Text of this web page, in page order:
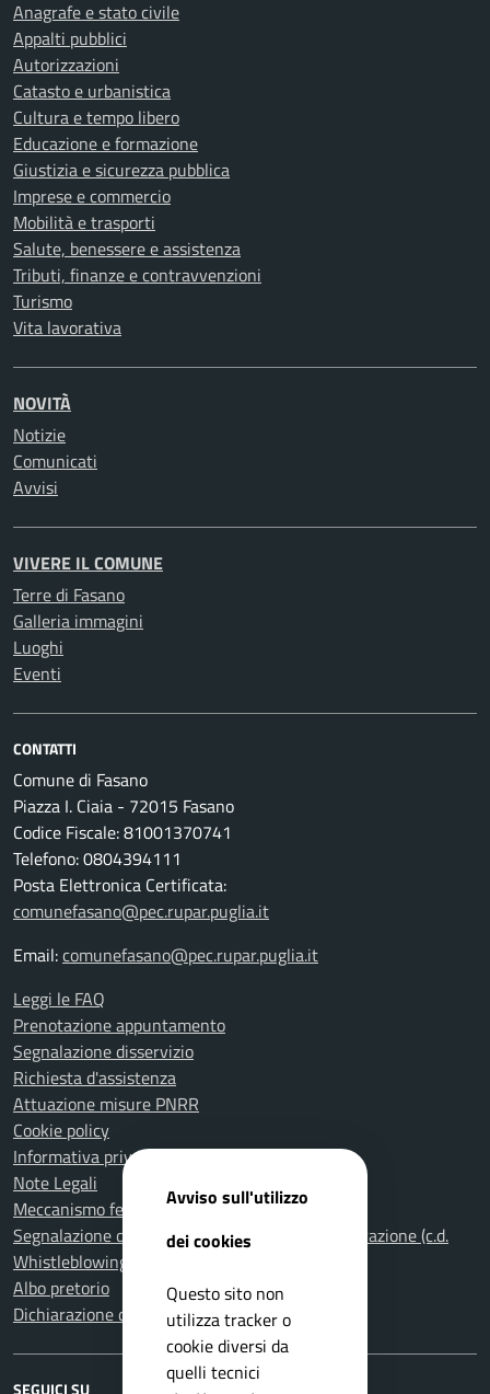
Anagrafe e stato civile
Appalti pubblici
Autorizzazioni
Catasto e urbanistica
Cultura e tempo libero
Educazione e formazione
Giustizia e sicurezza pubblica
Imprese e commercio
Mobilità e trasporti
Salute, benessere e assistenza
Tributi, finanze e contravvenzioni
Turismo
Vita lavorativa
NOVITÀ
Notizie
Comunicati
Avvisi
VIVERE IL COMUNE
Terre di Fasano
Galleria immagini
Luoghi
Eventi
CONTATTI
Comune di Fasano
Piazza I. Ciaia - 72015 Fasano
Codice Fiscale: 81001370741
Telefono: 0804394111
Posta Elettronica Certificata:
comunefasano@pec.rupar.puglia.it
Email:comunefasano@pec.rupar.puglia.it
Leggi le FAQ
Prenotazione appuntamento
Segnalazione disservizio
Richiesta d'assistenza
Attuazione misure PNRR
Cookie policy
Informativa privacy
Note Legali
Meccanismo feedback per l'accessibilità
Segnalazione di illeciti nella Pubblica Amministrazione (c.d.
Whistleblowing)
Albo pretorio
Dichiarazione di accessibilità
SEGUICI SU
Avviso sull'utilizzo
dei cookies
Questo sito non
utilizza tracker o
cookie diversi da
quelli tecnici